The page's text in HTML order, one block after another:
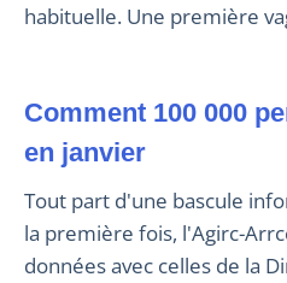
habituelle. Une première
Comment 100 000
en janvier
Tout part d'une bascule informatique fin 2025. Pour
la première fois, l'Agirc-
données avec celles de la